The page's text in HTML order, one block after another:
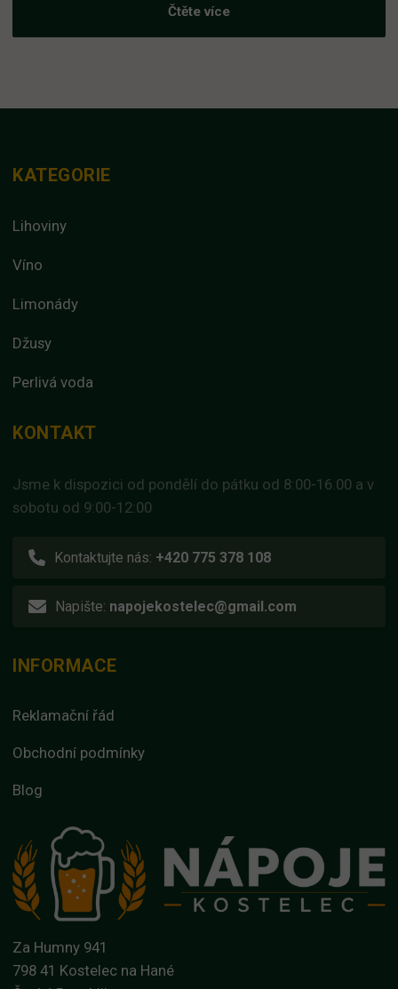
Čtěte více
KATEGORIE
Lihoviny
Víno
Limonády
Džusy
Perlivá voda
KONTAKT
Jsme k dispozici od pondělí do pátku od 8:00-16.00 a v
sobotu od 9:00-12:00
Kontaktujte nás: +420 775 378 108
Napište: napojekostelec@gmail.com
INFORMACE
Reklamační řád
Obchodní podmínky
Blog
Za Humny 941
798 41 Kostelec na Hané